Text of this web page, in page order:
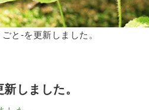
と-を更新しました。
しました。